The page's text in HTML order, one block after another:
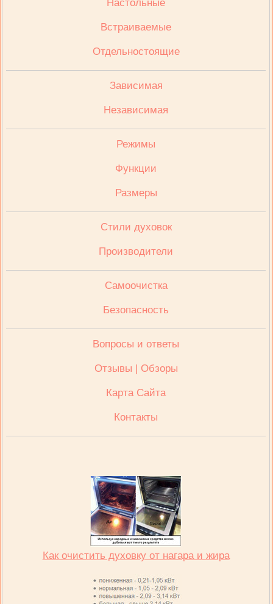
Настольные
Встраиваемые
Отдельностоящие
Зависимая
Независимая
Режимы
Функции
Размеры
Стили духовок
Производители
Cамоочистка
Безопасность
Вопросы и ответы
Отзывы | Обзоры
Карта Сайта
Контакты
Как очистить духовку от нагара и жира